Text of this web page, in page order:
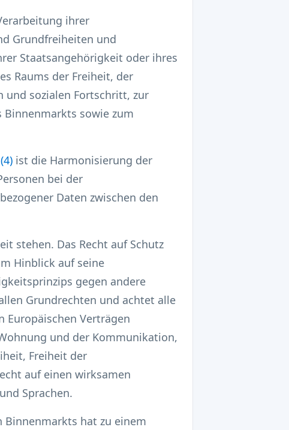
ihrer
Grundfreiheiten und
Staatsangehörigkeit oder ihres
Raums der Freiheit, der
und sozialen Fortschritt, zur
sowie zum
(4) ist die Harmonisierung der
bei der
Daten zwischen den
stehen. Das Recht auf Schutz
Hinblick auf seine
gegen andere
Grundrechten und achtet alle
Europäischen Verträgen
und der Kommunikation,
Freiheit der
auf einen wirksamen
Sprachen.
hat zu einem